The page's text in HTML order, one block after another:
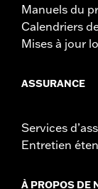
Manuels du
Calendriers
Mises à jour
ASSURANCE
Services
Entretien
À PROPOS DE